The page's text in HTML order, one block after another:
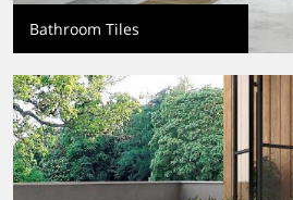
Bathroom Tiles